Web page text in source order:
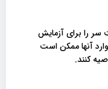
را برای آزمایش
آنها ممکن است
کنند.